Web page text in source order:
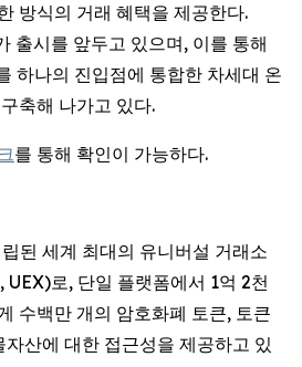
방식의 거래 혜택을 제공한다.
출시를 앞두고 있으며, 이를 통해
하나의 진입점에 통합한 차세대 온
축해 나가고 있다.
를 통해 확인이 가능하다.
된 세계 최대의 유니버설 거래소
로, 단일 플랫폼에서 1억 2천
수백만 개의 암호화폐 토큰, 토큰
자산에 대한 접근성을 제공하고 있